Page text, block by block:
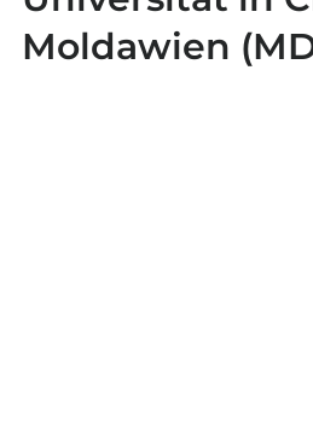
Moldawien